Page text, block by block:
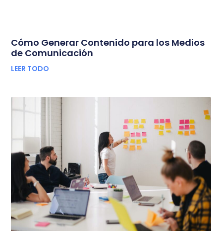
Cómo Generar Contenido para los Medios
de Comunicación
LEER TODO